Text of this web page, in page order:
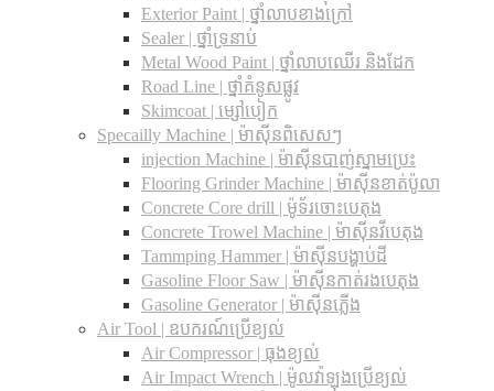
Exterior Paint | ថ្នាំលាបខាងក្រៅ
Sealer | ថ្នាំទ្រនាប់
Metal Wood Paint | ថ្នាំលាបឈើរ និងដែក
Road Line | ថ្នាំគំនូសផ្លូវ
Skimcoat | ម្សៅបៀក
Specailly Machine | ម៉ាស៊ីនពិសេសៗ
injection Machine | ម៉ាស៊ីនបាញ់ស្នាមប្រេះ
Flooring Grinder Machine | ម៉ាស៊ីនខាត់ប៉ូលា
Concrete Core drill | ម៉ូទ័រចោះបេតុង
Concrete Trowel Machine | ម៉ាស៊ីនវីបេតុង
Tammping Hammer | ម៉ាស៊ីនបង្ហាប់ដី
Gasoline Floor Saw | ម៉ាស៊ីនកាត់រងបេតុង
Gasoline Generator | ម៉ាស៊ីនភ្លើង
Air Tool | ឧបករណ៍ប្រើខ្យល់
Air Compressor | ធុងខ្យល់
Air Impact Wrench | ម៉ូលវ៉ាឡុងប្រើខ្យល់